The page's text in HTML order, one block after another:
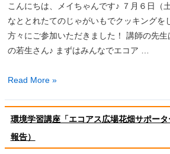
内
ズ
「生
き
物
っ
け！」
（開
こんにちは、メイちゃんです♪ ７月６日（
なととれたてのじゃがいもでクッキングを
方々にご参加いただきました！ 講師の先
の若生さん♪ まずはみんなでエコア …
環
学
習
講
Read More »
環境学習講座「エコアス広場花畑サポー
報告）